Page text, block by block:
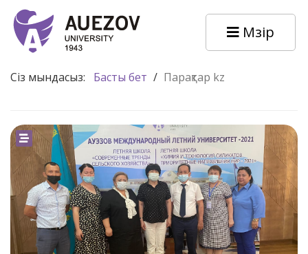
Мәзір
Сіз мындасыз: Басты бет / Парақтар kz